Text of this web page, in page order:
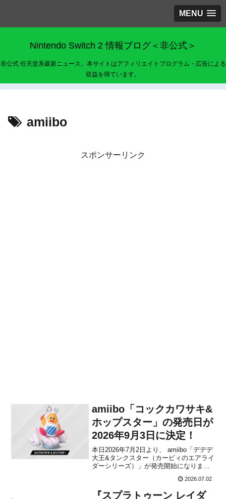
MENU
Nintendo Switch 2 情報ブログ＜非公式＞
非公式 任天堂系最新ニュース。本サイトはアフィリエイトプログラム・広告による
収益を得ています。
amiibo
スポンサーリンク
amiibo「コックカワサキ&
ホップスター」の発売日が
2026年9月3日に決定！
本日2026年7月2日より、 amiibo「デデデ
大王&タンクスター（カービィのエアライ
ダーシリーズ）」が発売開始になりまし
ュの操作をすると滑走形態が変わります
が、amiiboでも接地形態と滑走形態、そ
2026.07.02
『スプラトゥーン レイダ